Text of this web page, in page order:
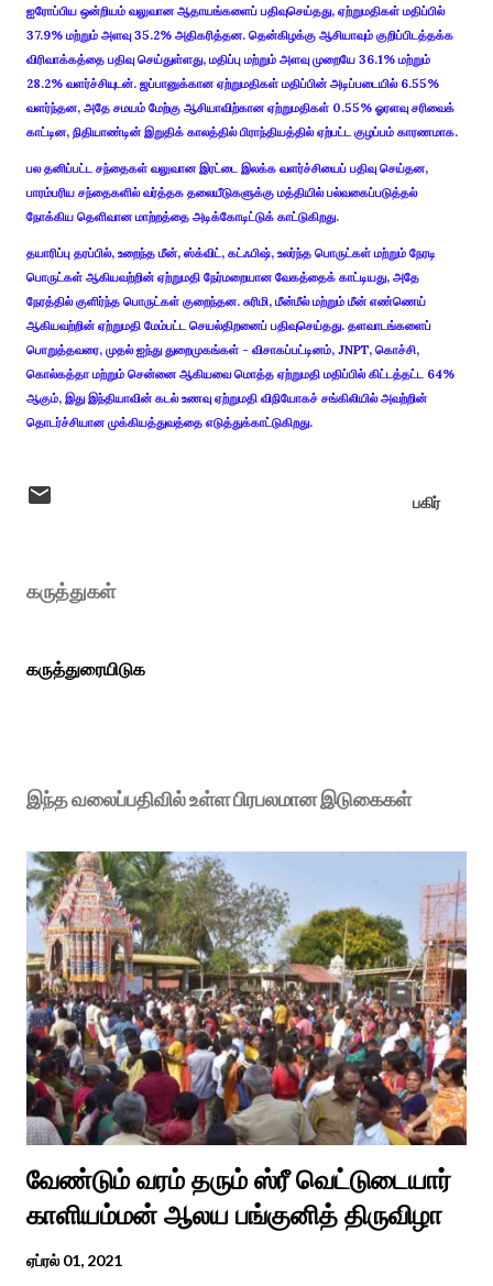
ஐரோப்பிய ஒன்றியம் வலுவான ஆதாயங்களைப் பதிவுசெய்தது, ஏற்றுமதிகள் மதிப்பில்
37.9% மற்றும் அளவு 35.2% அதிகரித்தன. தென்கிழக்கு ஆசியாவும் குறிப்பிடத்தக்க
விரிவாக்கத்தை பதிவு செய்துள்ளது, மதிப்பு மற்றும் அளவு முறையே 36.1% மற்றும்
28.2% வளர்ச்சியுடன். ஜப்பானுக்கான ஏற்றுமதிகள் மதிப்பின் அடிப்படையில் 6.55%
வளர்ந்தன, அதே சமயம் மேற்கு ஆசியாவிற்கான ஏற்றுமதிகள் 0.55% ஓரளவு சரிவைக்
காட்டின, நிதியாண்டின் இறுதிக் காலத்தில் பிராந்தியத்தில் ஏற்பட்ட குழப்பம் காரணமாக.
பல தனிப்பட்ட சந்தைகள் வலுவான இரட்டை இலக்க வளர்ச்சியைப் பதிவு செய்தன,
பாரம்பரிய சந்தைகளில் வர்த்தக தலையீடுகளுக்கு மத்தியில் பல்வகைப்படுத்தல்
நோக்கிய தெளிவான மாற்றத்தை அடிக்கோடிட்டுக் காட்டுகிறது.
தயாரிப்பு தரப்பில், உறைந்த மீன், ஸ்க்விட், கட்ஃபிஷ், உலர்ந்த பொருட்கள் மற்றும் நேரடி
பொருட்கள் ஆகியவற்றின் ஏற்றுமதி நேர்மறையான வேகத்தைக் காட்டியது, அதே
நேரத்தில் குளிர்ந்த பொருட்கள் குறைந்தன. சுரிமி, மீன்மீல் மற்றும் மீன் எண்ணெய்
ஆகியவற்றின் ஏற்றுமதி மேம்பட்ட செயல்திறனைப் பதிவுசெய்தது. தளவாடங்களைப்
பொறுத்தவரை, முதல் ஐந்து துறைமுகங்கள் - விசாகப்பட்டினம், JNPT, கொச்சி,
கொல்கத்தா மற்றும் சென்னை ஆகியவை மொத்த ஏற்றுமதி மதிப்பில் கிட்டத்தட்ட 64%
ஆகும், இது இந்தியாவின் கடல் உணவு ஏற்றுமதி விநியோகச் சங்கிலியில் அவற்றின்
தொடர்ச்சியான முக்கியத்துவத்தை எடுத்துக்காட்டுகிறது.
பகிர்
கருத்துகள்
கருத்துரையிடுக
இந்த வலைப்பதிவில் உள்ள பிரபலமான இடுகைகள்
வேண்டும் வரம் தரும் ஸ்ரீ வெட்டுடையார்
காளியம்மன் ஆலய பங்குனித் திருவிழா
ஏப்ரல் 01, 2021